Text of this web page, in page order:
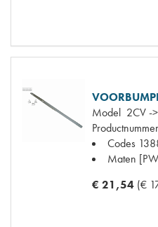
Model 2CV -
Productnummer
Codes
Maten
€ 21,54 (€